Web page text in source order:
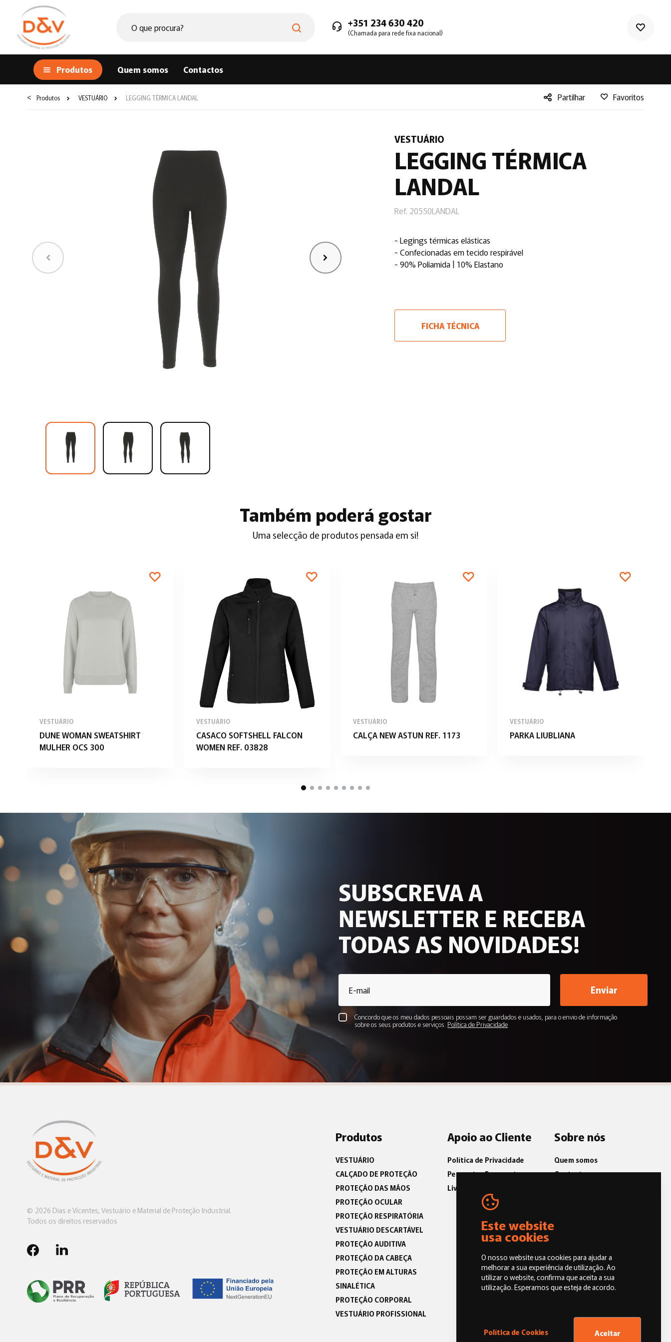
+351 234 630 420
(Chamada para rede fixa nacional)
Produtos Quem somos Contactos
< Produtos VESTUÁRIO LEGGING TÉRMICA LANDAL
Partilhar
Favoritos
VESTUÁRIO
LEGGING TÉRMICA
LANDAL
Ref. 20550LANDAL
- Legings térmicas elásticas
- Confecionadas em tecido respirável
- 90% Poliamida | 10% Elastano
FICHA TÉCNICA
Também poderá gostar
Uma selecção de produtos pensada em si!
VESTUÁRIO
DUNE WOMAN SWEATSHIRT
MULHER OCS 300
VESTUÁRIO
CASACO SOFTSHELL FALCON
WOMEN REF. 03828
VESTUÁRIO
CALÇA NEW ASTUN REF. 1173
VESTUÁRIO
PARKA LIUBLIANA
SUBSCREVA A
NEWSLETTER E RECEBA
TODAS AS NOVIDADES!
Concordo que os meu dados pessoais possam ser guardados e usados, para o envio de informação
sobre os seus produtos e serviços. Política de Privacidade
Enviar
© 2026 Dias e Vicentes, Vestuário e Material de Proteção Industrial.
Todos os direitos reservados
Produtos
VESTUÁRIO
CALÇADO DE PROTEÇÃO
PROTEÇÃO DAS MÃOS
PROTEÇÃO OCULAR
PROTEÇÃO RESPIRATÓRIA
VESTUÁRIO DESCARTÁVEL
PROTEÇÃO AUDITIVA
PROTEÇÃO DA CABEÇA
PROTEÇÃO EM ALTURAS
SINALÉTICA
PROTEÇÃO CORPORAL
VESTUÁRIO PROFISSIONAL
Apoio ao Cliente
Política de Privacidade
Perguntas Frequentes
Livro de Reclamações
Sobre nós
Quem somos
Contactos
Este website
usa cookies
O nosso website usa cookies para ajudar a
melhorar a sua experiência de utilização. Ao
utilizar o website, confirma que aceita a sua
utilização. Esperamos que esteja de acordo.
Política de Cookies Aceitar